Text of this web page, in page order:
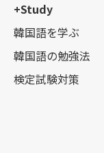
+Study
韓国語を学ぶ
韓国語の勉強法
検定試験対策